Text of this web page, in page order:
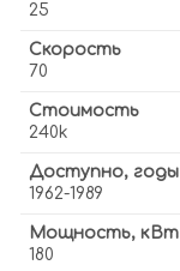
25
Скорость
70
Стоимость
240k
Доступно, годы
1962-1989
Мощность, кВт
180